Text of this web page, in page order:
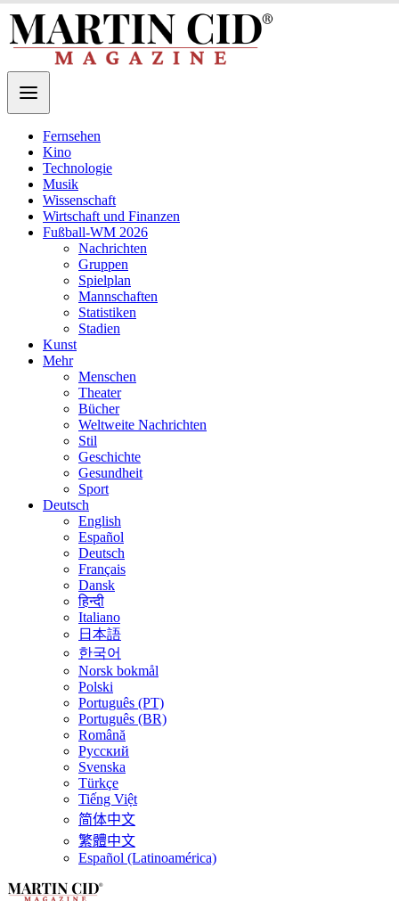
Fernsehen
Kino
Technologie
Musik
Wissenschaft
Wirtschaft und Finanzen
Fußball-WM 2026
Nachrichten
Gruppen
Spielplan
Mannschaften
Statistiken
Stadien
Kunst
Mehr
Menschen
Theater
Bücher
Weltweite Nachrichten
Stil
Geschichte
Gesundheit
Sport
Deutsch
English
Español
Deutsch
Français
Dansk
हिन्दी
Italiano
日本語
한국어
Norsk bokmål
Polski
Português (PT)
Português (BR)
Română
Русский
Svenska
Türkçe
Tiếng Việt
简体中文
繁體中文
Español (Latinoamérica)